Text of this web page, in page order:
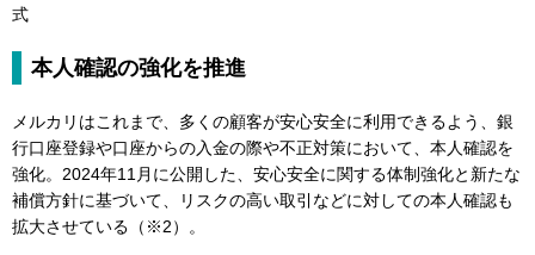
式
本人確認の強化を推進
メルカリはこれまで、多くの顧客が安心安全に利用できるよう、銀
行口座登録や口座からの入金の際や不正対策において、本人確認を
強化。2024年11月に公開した、安心安全に関する体制強化と新たな
補償方針に基づいて、リスクの高い取引などに対しての本人確認も
拡大させている（※2）。